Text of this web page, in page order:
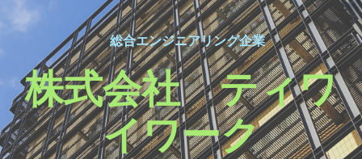
総合エンジニアリング企業
​株式会社 ティワ
イワーク